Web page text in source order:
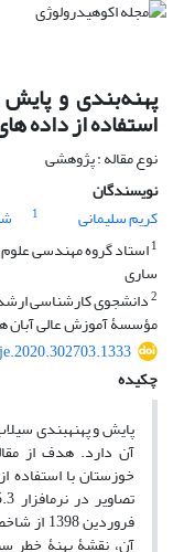
استفاده از داده
نوع مقاله : پژوهشی
نویسندگان
کریم سلیمانی
1
1استاد گروه مهندسی علوم
ساری
2دانشجوی کارشناسی
مؤسسۀ آموزش عالی آبان
چکیده
‌پایش و پهنه‏بندی